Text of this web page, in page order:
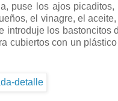
puse los ajos
el vinagre, el
introduje los bastoncitos
cubiertos con un